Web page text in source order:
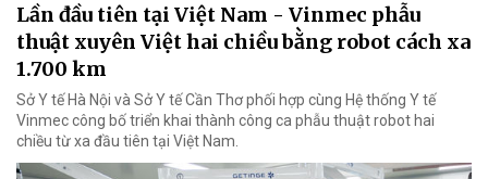
Lần đầu tiên tại Việt Nam - Vinmec phẫu
thuật xuyên Việt hai chiều bằng robot cách xa
1.700 km
Sở Y tế Hà Nội và Sở Y tế Cần Thơ phối hợp cùng Hệ thống Y tế
Vinmec công bố triển khai thành công ca phẫu thuật robot hai
chiều từ xa đầu tiên tại Việt Nam.